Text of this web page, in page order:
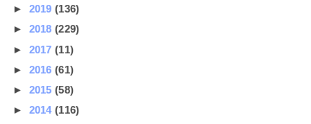
► 2019(136)
► 2018(229)
► 2017(11)
► 2016(61)
► 2015(58)
► 2014(116)